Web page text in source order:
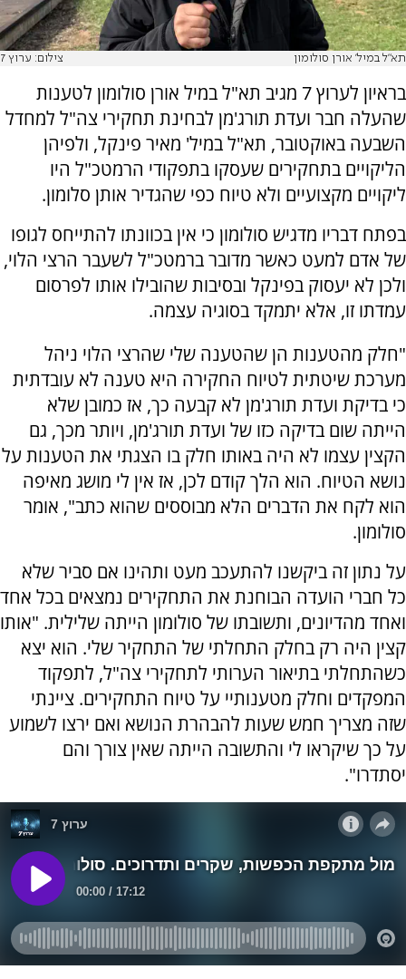
תא"ל במיל' אורן סולומון צילום: ערוץ 7
בראיון לערוץ 7 מגיב תא"ל במיל אורן סולומון לטענות
שהעלה חבר ועדת תורג'מן לבחינת תחקירי צה"ל למחדל
השבעה באוקטובר, תא"ל במיל' מאיר פינקל, ולפיהן
הליקויים בתחקירים שעסקו בתפקודי הרמטכ"ל היו
ליקויים מקצועיים ולא טיוח כפי שהגדיר אותן סלומון.
בפתח דבריו מדגיש סולומון כי אין בכוונתו להתייחס לגופו
של אדם למעט כאשר מדובר ברמטכ"ל לשעבר הרצי הלוי,
ולכן לא יעסוק בפינקל ובסיבות שהובילו אותו לפרסום
עמדתו זו, אלא יתמקד בסוגיה עצמה.
"חלק מהטענות הן שהטענה שלי שהרצי הלוי ניהל
מערכת שיטתית לטיוח החקירה היא טענה לא עובדתית
כי בדיקת ועדת תורג'מן לא קבעה כך, אז כמובן שלא
הייתה שום בדיקה כזו של ועדת תורג'מן, ויותר מכך, גם
הקצין עצמו לא היה באותו חלק בו הצגתי את הטענות על
נושא הטיוח. הוא הלך קודם לכן, אז אין לי מושג מאיפה
הוא לקח את הדברים הלא מבוססים שהוא כתב", אומר
סולומון.
על נתון זה ביקשנו להתעכב מעט ותהינו אם סביר שלא
כל חברי הועדה הבוחנת את התחקירים נמצאים בכל אחד
ואחד מהדיונים, ותשובתו של סולומון הייתה שלילית. "אותו
קצין היה רק בחלק התחלתי של התחקיר שלי. הוא יצא
כשהתחלתי בתיאור הערותי לתחקירי צה"ל, לתפקוד
המפקדים וחלק מטענותיי על טיוח התחקירים. ציינתי
שזה מצריך חמש שעות להבהרת הנושא ואם ירצו לשמוע
על כך שיקראו לי והתשובה הייתה שאין צורך והם
יסתדרו".